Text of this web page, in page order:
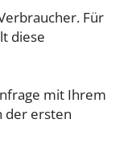
Für
diese
mit Ihrem
der ersten